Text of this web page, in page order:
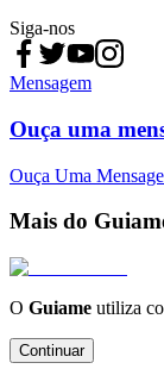
Siga-nos
Mensagem
Ouça uma
Ouça Uma
Mais do
O Guiame utiliza
Continuar